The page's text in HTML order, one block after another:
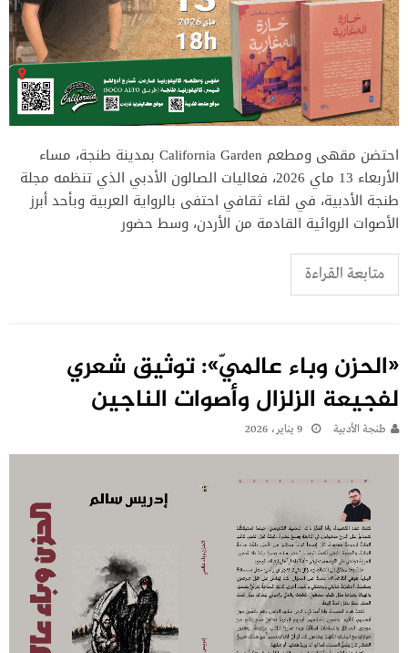
احتضن مقهى ومطعم California Garden بمدينة طنجة، مساء
الأربعاء 13 ماي 2026، فعاليات الصالون الأدبي الذي تنظمه مجلة
طنجة الأدبية، في لقاء ثقافي احتفى بالرواية العربية وبأحد أبرز
الأصوات الروائية القادمة من الأردن، وسط حضور
متابعة القراءة
«الحزن وباء عالميّ»: توثيق شعري
لفجيعة الزلزال وأصوات الناجين
طنجة الأدبية 9 يناير، 2026